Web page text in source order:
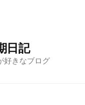
日記
好きなブログ